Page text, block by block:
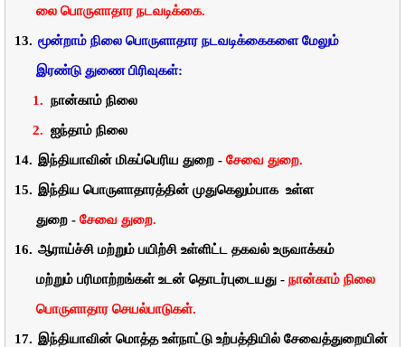
லை பொருளாதார நடவடிக்கை.
13. மூன்றாம் நிலை பொருளாதார நடவடிக்கைகளை மேலும்
இரண்டு துணை பிரிவுகள்:
1. நான்காம் நிலை
2. ஐந்தாம் நிலை
14. இந்தியாவின் மிகப்பெரிய துறை - சேவை துறை.
15. இந்திய பொருளாதாரத்தின் முதுகெலும்பாக உள்ள
துறை - சேவை துறை.
16. ஆராய்ச்சி மற்றும் பயிற்சி உள்ளிட்ட தகவல் உருவாக்கம்
மற்றும் பரிமாற்றங்கள் உடன் தொடர்புடையது - நான்காம் நிலை
பொருளாதார செயல்பாடுகள்.
17. இந்தியாவின் மொத்த உள்நாட்டு உற்பத்தியில் சேவைத்துறையின்